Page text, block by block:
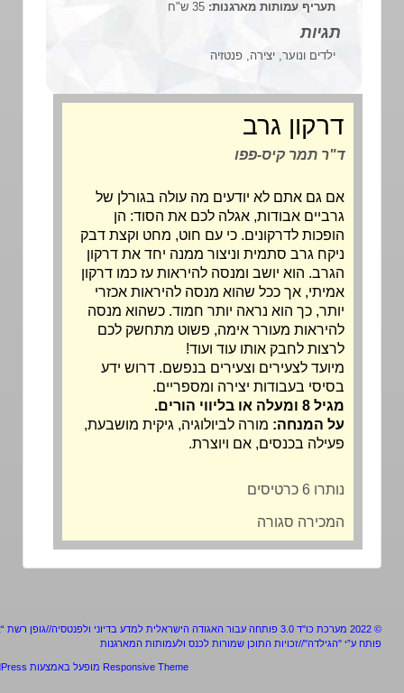
תעריף עמותות מארגנות:35 ש"ח
ילדים ונוער, יצירה, פנטזיה
דרקון גרב
ד"ר תמר קיס-פפו
אם גם אתם לא יודעים מה עולה בגורלן של
גרביים אבודות, אגלה לכם את הסוד: הן
הופכות לדרקונים. כי עם חוט, מחט וקצת דבק
ניקח גרב סתמית וניצור ממנה יחד את דרקון
הגרב. הוא יושב ומנסה להיראות עז כמו דרקון
אמיתי, אך ככל שהוא מנסה להיראות אכזרי
יותר, כך הוא נראה יותר חמוד. כשהוא מנסה
להיראות מעורר אימה, פשוט מתחשק לכם
לרצות לחבק אותו עוד ועוד!
מיועד לצעירים וצעירים בנפשם. דרוש ידע
בסיסי בעבודות יצירה ומספריים.
על המנחה:מורה לביולוגיה, גיקית מושבעת,
פעילה בכנסים, אם ויוצרת.
המכירה סגורה
מערכת כו"ד 3.0 פותחה עבור האגודה הישראלית למדע בדיוני ולפנטסיה//גופן רשת “אלף”
"הגילדה"//זכויות התוכן שמורות לכנס ולעמותות המארגנות
Responsive Themeמופעל באמצעות WordPress